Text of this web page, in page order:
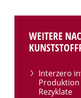
WEITERE
Interzero
Rezyklate